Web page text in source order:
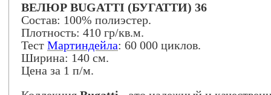
ВЕЛЮР BUGATTI (БУГАТТИ) 36
Состав: 100% полиэстер.
Плотность: 410 гр/кв.м.
Тест Мартиндейла: 60 000 циклов.
Ширина: 140 см.
Цена за 1 п/м.